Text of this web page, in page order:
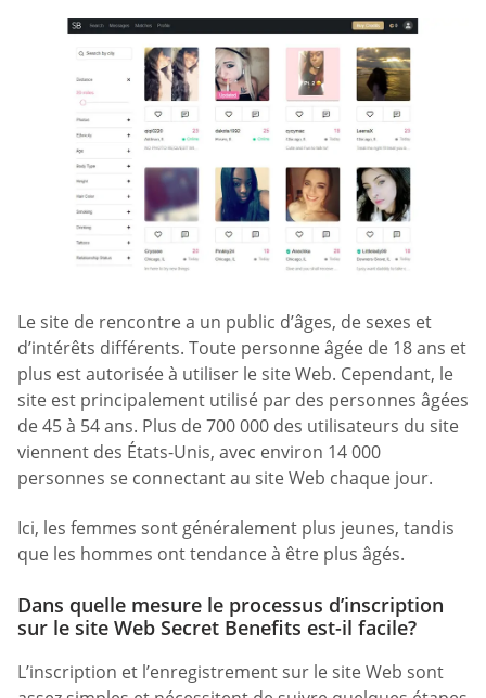
Le site de rencontre a un public d’âges, de sexes et
d’intérêts différents. Toute personne âgée de 18 ans et
plus est autorisée à utiliser le site Web. Cependant, le
site est principalement utilisé par des personnes âgées
de 45 à 54 ans. Plus de 700 000 des utilisateurs du site
viennent des États-Unis, avec environ 14 000
personnes se connectant au site Web chaque jour.
Ici, les femmes sont généralement plus jeunes, tandis
que les hommes ont tendance à être plus âgés.
Dans quelle mesure le processus d’inscription
sur le site Web Secret Benefits est-il facile?
L’inscription et l’enregistrement sur le site Web sont